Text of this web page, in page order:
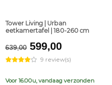
Tower Living | Urban
eetkamertafel | 180-260 cm
639,00 Original
price
was:
€639,00.
599,00Current
price
is:
€599,00.
9 review(s)
Voor 16.00u, vandaag verzonden